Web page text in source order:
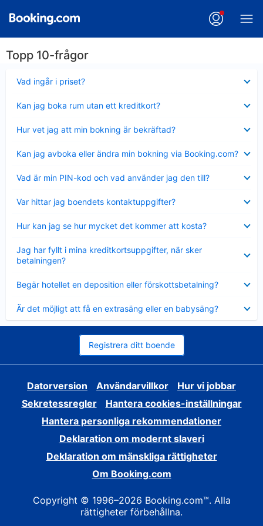
Topp 10-frågor
Vad ingår i priset?
mindre
Kan jag boka rum utan ett kreditkort?
mindre
Hur vet jag att min bokning är bekräftad?
mindre
Kan jag avboka eller ändra min bokning via Booking.com?
mindre
Vad är min PIN-kod och vad använder jag den till?
mindre
Var hittar jag boendets kontaktuppgifter?
mindre
Hur kan jag se hur mycket det kommer att kosta?
mindre
Jag har fyllt i mina kreditkortsuppgifter, när sker
betalningen?
mindre
Begär hotellet en deposition eller förskottsbetalning?
mindre
Är det möjligt att få en extrasäng eller en babysäng?
mindre
Registrera ditt boende
Datorversion Användarvillkor
Hur vi jobbar
Sekretessregler
Hantera cookies-inställningar
Hantera personliga rekommendationer
Deklaration om modernt slaveri
Deklaration om mänskliga rättigheter
Om Booking.com
Copyright © 1996–2026 Booking.com™. Alla
rättigheter förbehållna.